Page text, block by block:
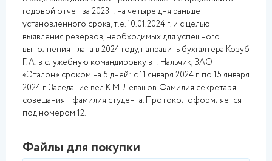
годовой отчет за 2023 г. на четыре дня раньше
установленного срока, т.е. 10.01.2024 г. и с целью
выявления резервов, необходимых для успешного
выполнения плана в 2024 году, направить бухгалтера Козуб
Г.А. в служебную командировку в г. Нальчик, ЗАО
«Эталон» сроком на 5 дней: с 11 января 2024 г. по 15 января
2024 г. Заседание вел К.М. Левашов. Фамилия секретаря
совещания – фамилия студента. Протокол оформляется
под номером 12.
Файлы для покупки